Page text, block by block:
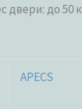
до 50
APECS